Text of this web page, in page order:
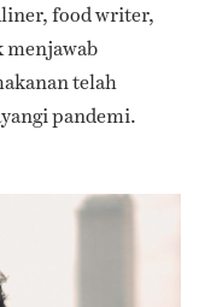
food writer,
menjawab
telah
pandemi.